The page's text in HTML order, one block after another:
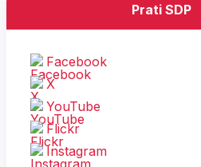
Prati SDP
Facebook
X
YouTube
Flickr
Instagram